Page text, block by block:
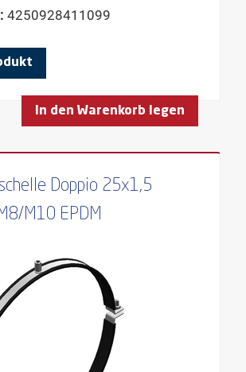
4250928411099
In den Warenkorb legen
Doppio 25x1,5
M10 EPDM